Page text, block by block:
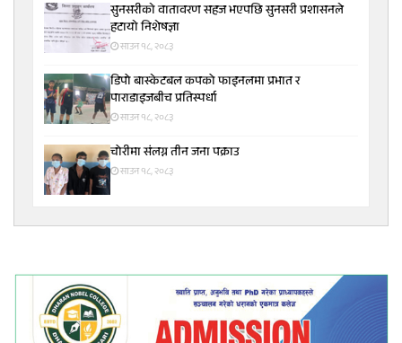
सुनसरीकाे वातावरण सहज भएपछि सुनसरी प्रशासनले
हटायाे निशेषज्ञा
साउन १८, २०८३
डिपो बास्केटबल कपको फाइनलमा प्रभात र
पाराडाइजबीच प्रतिस्पर्धा
साउन १८, २०८३
चोरीमा संलग्न तीन जना पक्राउ
साउन १८, २०८३